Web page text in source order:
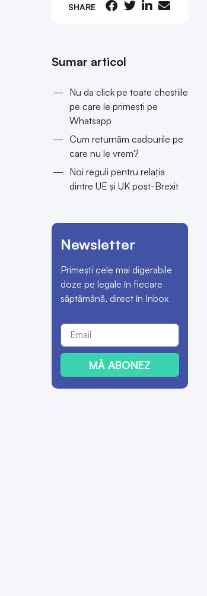
SHARE
Sumar articol
Nu da click pe toate chestiile
pe care le primești pe
Whatsapp
Cum returnăm cadourile pe
care nu le vrem?
Noi reguli pentru relația
dintre UE și UK post-Brexit
Newsletter
Primești cele mai digerabile
doze pe legale în fiecare
săptămână, direct în Inbox
MĂ ABONEZ